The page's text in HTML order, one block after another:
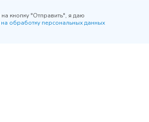
кнопку "Отправить", я даю
на обработку персональных данных